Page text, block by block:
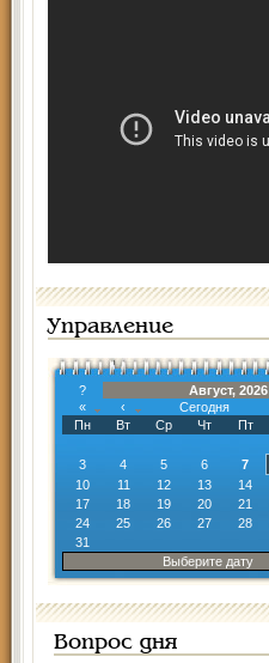
Управление
?
Август, 2026
«
‹ Сегодня
Пн
Вт Ср Чт Пт
3
4 5 6 7
10
11 12 13 14
17
18 19 20 21
24
25 26 27 28
31
Выберите дату
Вопрос дня